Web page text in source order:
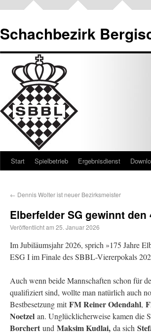
Schachbezirk
Start Spielbetrieb Ergebnisdienst
← Dennis Wolter ist neuer Bezirksmeister
Elberfelder SG gewinnt den
Veröffentlicht am 25. Januar 2026
Im Jubiläumsjahr 2026, sprich »175 Jahre
ESG I im Finale des SBBL-Viererpokals
Auch wenn beide Mannschaften schon für
qualifiziert sind, wollte man natürlich auch
Bestbesetzung mitFM Reiner Odendahl,
Noetzel an. Unglücklicherweise kamen die
Borchert und Maksim Kudlai, da sich